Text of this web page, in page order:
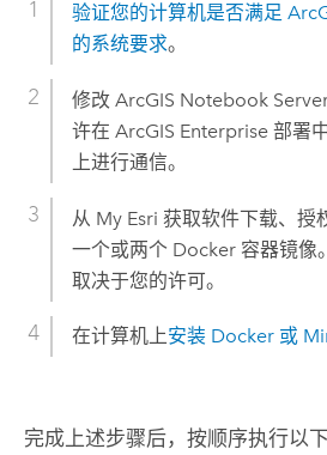
验证您的计算机是否满足
的系统要求。
修改 ArcGIS Notebook
许在 ArcGIS Enterprise部署
上进行通信。
从 My Esri 获取软件下载、授
一个或两个 Docker 容器镜像
取决于您的许可。
在计算机上安装 Docker 或
完成上述步骤后，按顺序执行以